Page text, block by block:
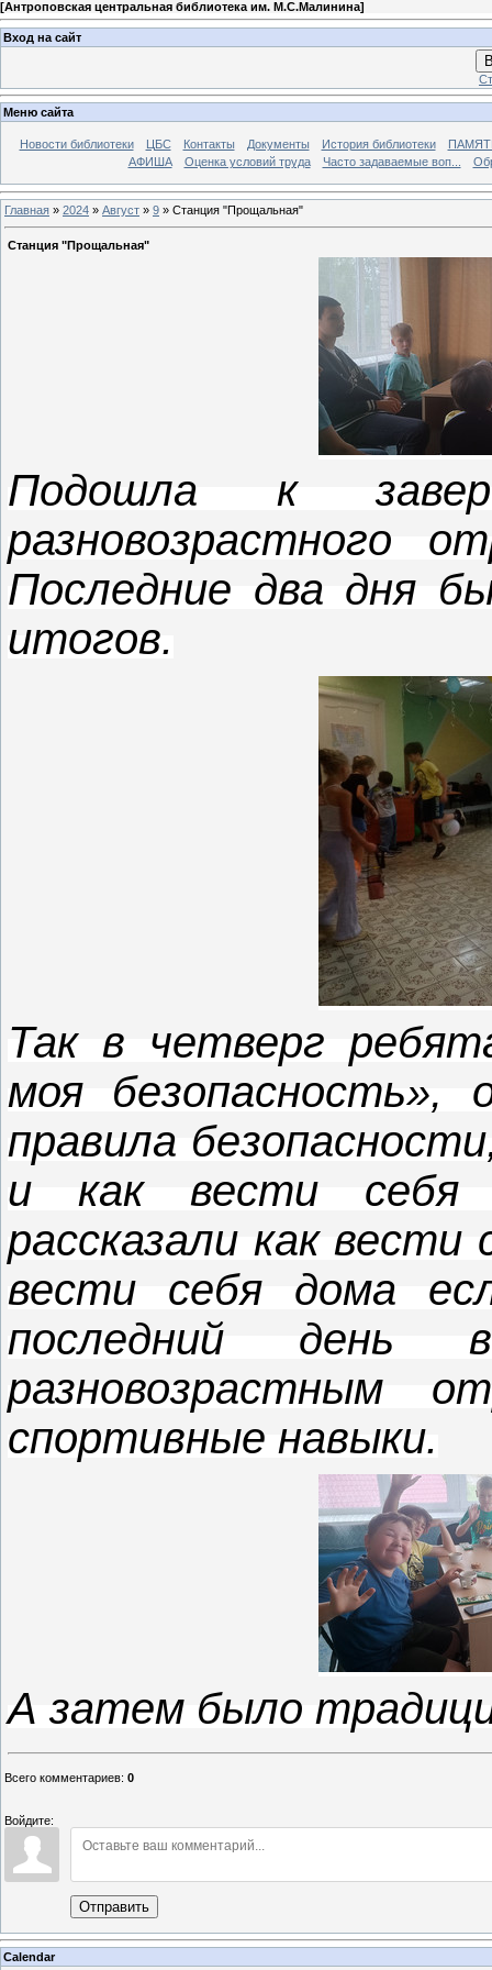
[Антроповская центральная библиотека им. М.С.Малинина]
Вход на сайт
Меню сайта
Новости библиотеки ЦБС Контакты Документы История библиотеки
АФИША
Оценка условий труда Часто задаваемые воп...
Главная » 2024 » Август » 9 » Станция "Прощальная"
Станция "Прощальная"
Подошла к
разновозрастного
Последние два дня
итогов.
Так в четверг
моя безопасность»,
правила
и как вести себя
рассказали как вести
вести себя дома
последний день
разновозрастным
спортивные навыки.
А затем было
Всего комментариев: 0
Войдите:
Отправить
Calendar